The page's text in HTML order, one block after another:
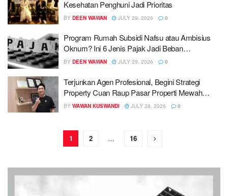
Kesehatan Penghuni Jadi Prioritas
BY DEEN WAWAN JULY 29, 2026 0
Program Rumah Subsidi Nafsu atau Ambisius
Oknum? Ini 6 Jenis Pajak Jadi Beban
Masyarakat [ Fakta ]
BY DEEN WAWAN JULY 29, 2026 0
Terjunkan Agen Profesional, Begini Strategi
Property Cuan Raup Pasar Properti Mewah
Jabodetabek
BY WAWAN KUSWANDI JULY 28, 2026 0
1 2 … 16